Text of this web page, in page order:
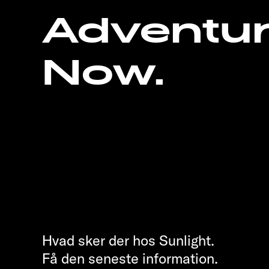
Now.
Hvad sker der hos Sunlight.
Få den seneste information.